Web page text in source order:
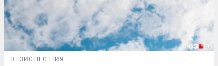
ПРОИСШЕСТВИЯ